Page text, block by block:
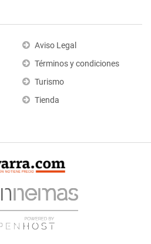
Aviso Legal
Términos y condiciones
Turismo
Tienda